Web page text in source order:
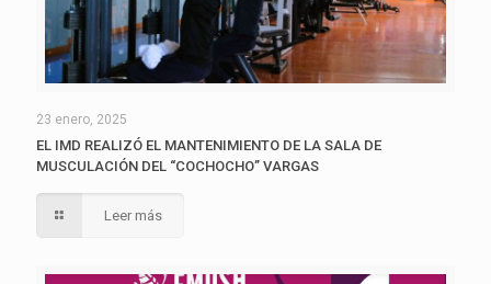
23 enero, 2025
EL IMD REALIZÓ EL MANTENIMIENTO DE LA SALA DE
MUSCULACIÓN DEL “COCHOCHO” VARGAS
Leer más